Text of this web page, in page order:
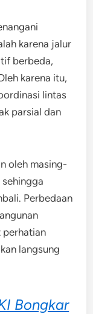
karena jalur
berbeda,
karena itu,
lintas
parsial dan
oleh masing-
Perbedaan
perhatian
langsung
Bongkar